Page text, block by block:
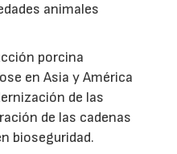
animales
porcina
en Asia y América
de las
de las cadenas
bioseguridad.